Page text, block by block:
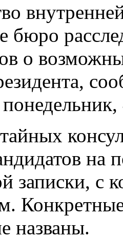
бюро
о
на
записки, с
названы.